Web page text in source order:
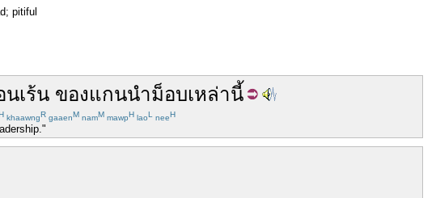
pitiful
นเร้น ของแกนนำม็อบเหล่านี้
khaawngR gaaenM namM mawpH laoL neeH